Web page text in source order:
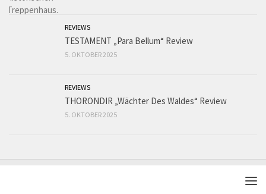
REVIEWS
TESTAMENT „Para Bellum“ Review
5. OKTOBER 2025
REVIEWS
THORONDIR „Wächter Des Waldes“ Review
5. OKTOBER 2025